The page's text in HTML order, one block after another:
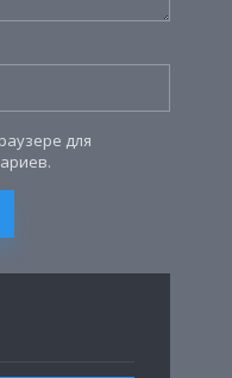
для